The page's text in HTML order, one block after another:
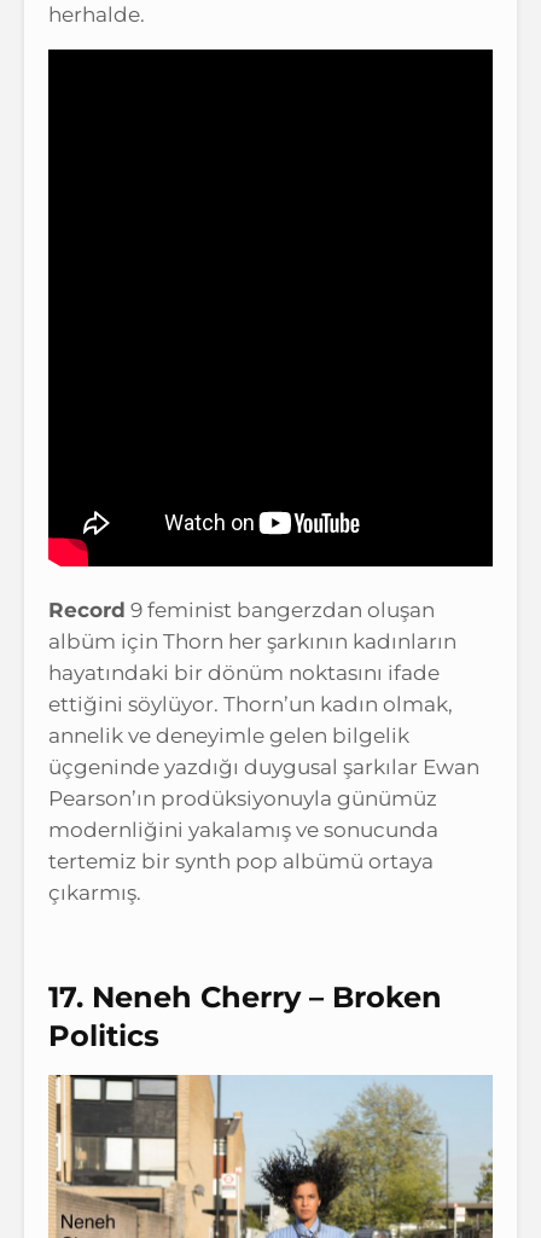
herhalde.
Record 9 feminist bangerzdan oluşan
albüm için Thorn her şarkının kadınların
hayatındaki bir dönüm noktasını ifade
ettiğini söylüyor. Thorn’un kadın olmak,
annelik ve deneyimle gelen bilgelik
üçgeninde yazdığı duygusal şarkılar Ewan
Pearson’ın prodüksiyonuyla günümüz
modernliğini yakalamış ve sonucunda
tertemiz bir synth pop albümü ortaya
çıkarmış.
17. Neneh Cherry – Broken
Politics